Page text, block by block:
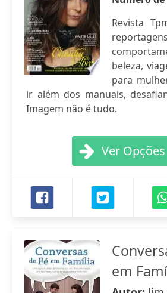
Revista
beleza,
para
ir além dos manuais,
Imagem não é tudo.
Ver Opções
em